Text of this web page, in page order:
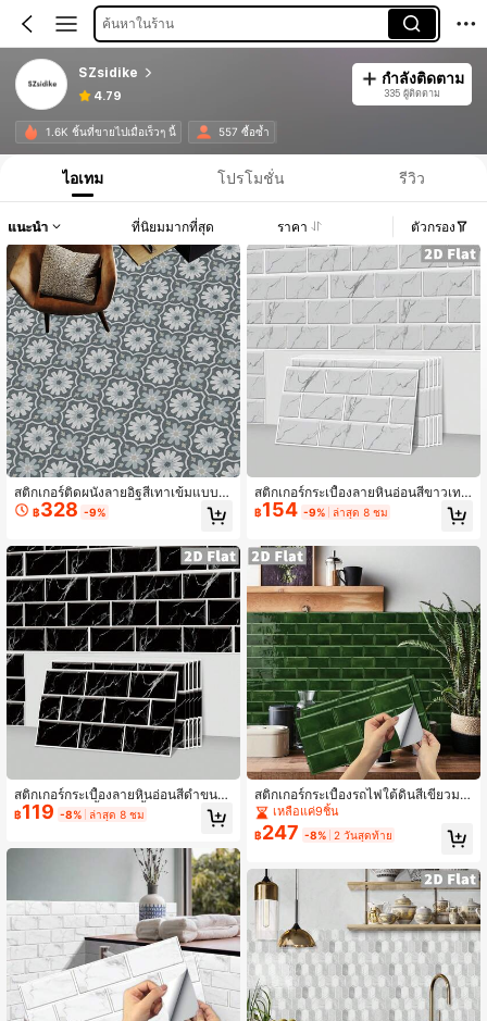
ค้นหาในร้าน
SZsidike
4.79
กำลังติดตาม
335 ผู้ติดตาม
1.6K ชิ้นที่ขายไปเมื่อเร็วๆ นี้ 557 ซื้อซ้ำ
ไอเทม โปรโมชั่น รีวิว
แนะนำ ที่นิยมมากที่สุด ราคา ตัวกรอง
สติกเกอร์ติดผนังลายอิฐสีเทาเข้มแบบตั
ดได้ DIY แบบลอกติดเอง สำหรับตกแต่
งห้องนั่งเล่นและเตาผิง
฿328 -9%
สติกเกอร์กระเบื้องลายหินอ่อนสีดำขนา
ด 11.81*5.91 นิ้ว, กระเบื้องติดผนังคริส
ตัล 2D แบบติดเอง, วอลล์เปเปอร์กันน้ำ
รับการตกแต่งห้องครัวและห้องน้ำ
฿119 -8% ล่าสุด 8 ชม
สติกเกอร์กระเบื้องลายหินอ่อนสีขาวเทา
แบบมินิมอล 30*15 ซม. สติกเกอร์ติดผ
นังแบบ 2D ผิวมันวาวคริสตัล กาวในตัว
สำหรับผนังกันกระเด็นในครัวและห้อง
น้ำสไตล์โมเดิร์น
฿154 -9% ล่าสุด 8 ชม
สติกเกอร์กระเบื้องรถไฟใต้ดินสีเขียวมะ
กอกวินเทจ 30x15 ซม. ถอดออกได้ กา
วในตัว กันน้ำ ตกแต่งผนัง เหมาะสำหรั
บผนังครัว ตู้ห้องน้ำ ตกแต่งบ้านเช่า
เหลือแค่9ชิ้น
฿247 -8% 2 วันสุดท้าย